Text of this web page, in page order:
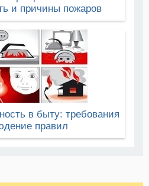
и причины пожаров
в быту: требования
правил